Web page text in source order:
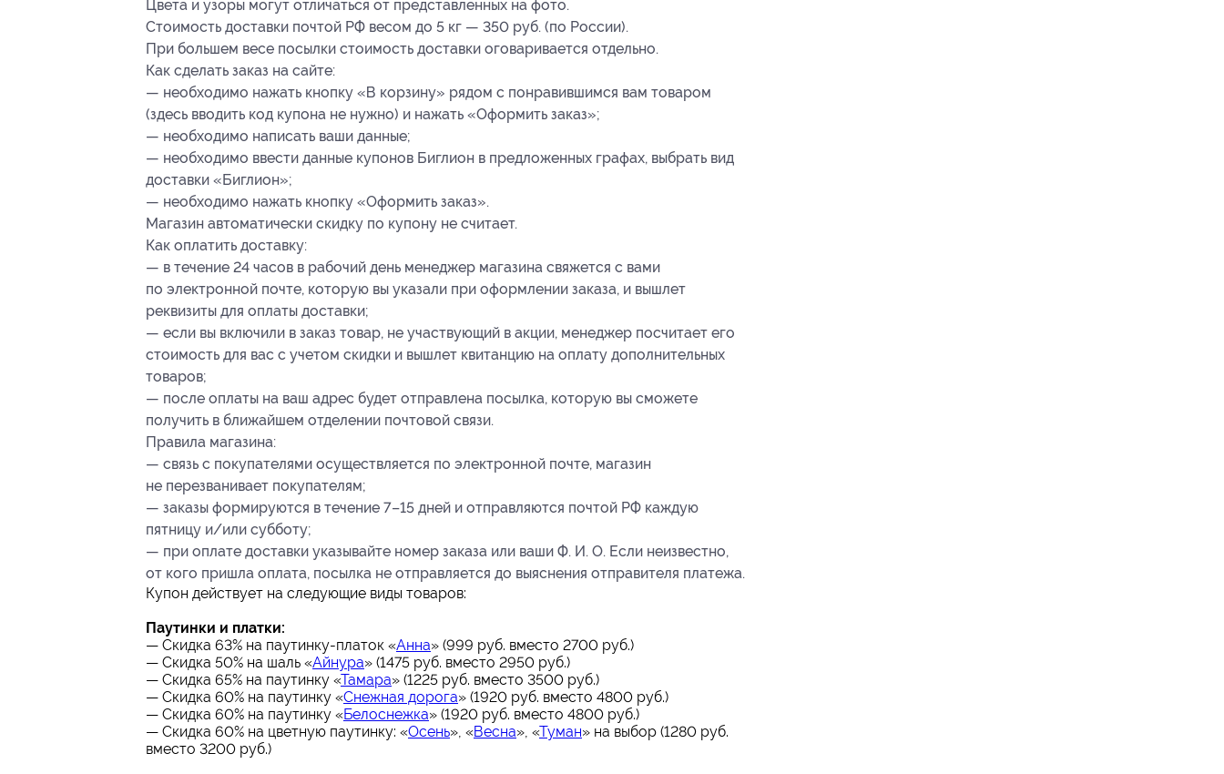
Цвета и узоры могут отличаться от представленных на фото.
Стоимость доставки почтой РФ весом до 5 кг — 350 руб. (по России).
При большем весе посылки стоимость доставки оговаривается отдельно.
Как сделать заказ на сайте:
— необходимо нажать кнопку «В корзину» рядом с понравившимся вам товаром
(здесь вводить код купона не нужно) и нажать «Оформить заказ»;
— необходимо написать ваши данные;
— необходимо ввести данные купонов Биглион в предложенных графах, выбрать вид
доставки «Биглион»;
— необходимо нажать кнопку «Оформить заказ».
Магазин автоматически скидку по купону не считает.
Как оплатить доставку:
— в течение 24 часов в рабочий день менеджер магазина свяжется с вами
по электронной почте, которую вы указали при оформлении заказа, и вышлет
реквизиты для оплаты доставки;
— если вы включили в заказ товар, не участвующий в акции, менеджер посчитает его
стоимость для вас с учетом скидки и вышлет квитанцию на оплату дополнительных
товаров;
— после оплаты на ваш адрес будет отправлена посылка, которую вы сможете
получить в ближайшем отделении почтовой связи.
Правила магазина:
— связь с покупателями осуществляется по электронной почте, магазин
не перезванивает покупателям;
— заказы формируются в течение 7–15 дней и отправляются почтой РФ каждую
пятницу и/или субботу;
— при оплате доставки указывайте номер заказа или ваши Ф. И. О. Если неизвестно,
от кого пришла оплата, посылка не отправляется до выяснения отправителя платежа.
Купон действует на следующие виды товаров:
Паутинки и платки:
— Скидка 63% на паутинку-платок «Анна» (999 руб. вместо 2700 руб.)
— Скидка 50% на шаль «Айнура» (1475 руб. вместо 2950 руб.)
— Скидка 65% на паутинку «Тамара» (1225 руб. вместо 3500 руб.)
— Скидка 60% на паутинку «Снежная дорога» (1920 руб. вместо 4800 руб.)
— Скидка 60% на паутинку «Белоснежка» (1920 руб. вместо 4800 руб.)
— Скидка 60% на цветную паутинку: «Осень», «Весна», «Туман» на выбор (1280 руб.
вместо 3200 руб.)